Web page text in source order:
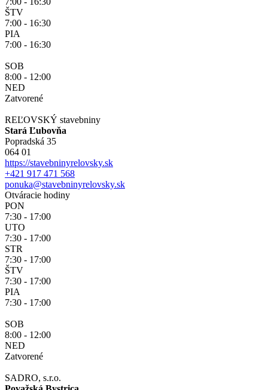
ŠTV
7:00 - 16:30
PIA
7:00 - 16:30
SOB
8:00 - 12:00
NED
Zatvorené
REĽOVSKÝ stavebniny
Stará Ľubovňa
Popradská 35
064 01
https://stavebninyrelovsky.sk
+421 917 471 568
ponuka@stavebninyrelovsky.sk
Otváracie hodiny
PON
7:30 - 17:00
UTO
7:30 - 17:00
STR
7:30 - 17:00
ŠTV
7:30 - 17:00
PIA
7:30 - 17:00
SOB
8:00 - 12:00
NED
Zatvorené
SADRO, s.r.o.